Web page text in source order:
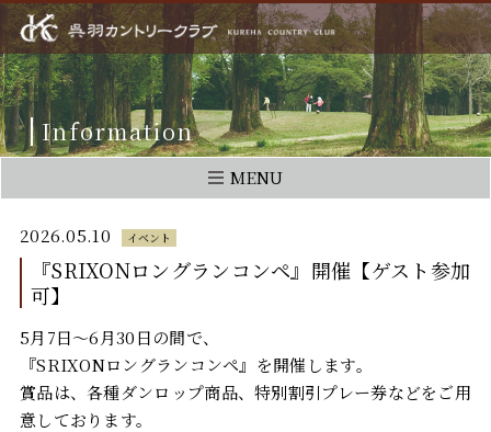
Information
MENU
2026.05.10 イベント
『SRIXONロングランコンペ』開催【ゲスト参加
可】
5月7日～6月30日の間で、
『SRIXONロングランコンペ』を開催します。
賞品は、各種ダンロップ商品、特別割引プレー券などをご用
意しております。